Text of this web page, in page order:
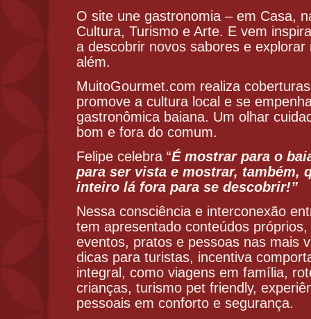
O site une gastronomia – em Casa,
Cultura, Turismo e Arte. E vem
a descobrir novos sabores e
além.
MuitoGourmet.com realiza
promove a cultura local e se
gastronômica baiana. Um olhar
bom e fora do comum.
Felipe celebra “É mostrar para o
para ser vista e mostrar, também,
inteiro lá fora para se descobrir!”
Nessa consciência e interconexão
tem apresentado conteúdos
eventos, pratos e pessoas nas mais
dicas para turistas, incentiva
integral, como viagens em família,
crianças, turismo pet friendly,
pessoais em conforto e segurança.